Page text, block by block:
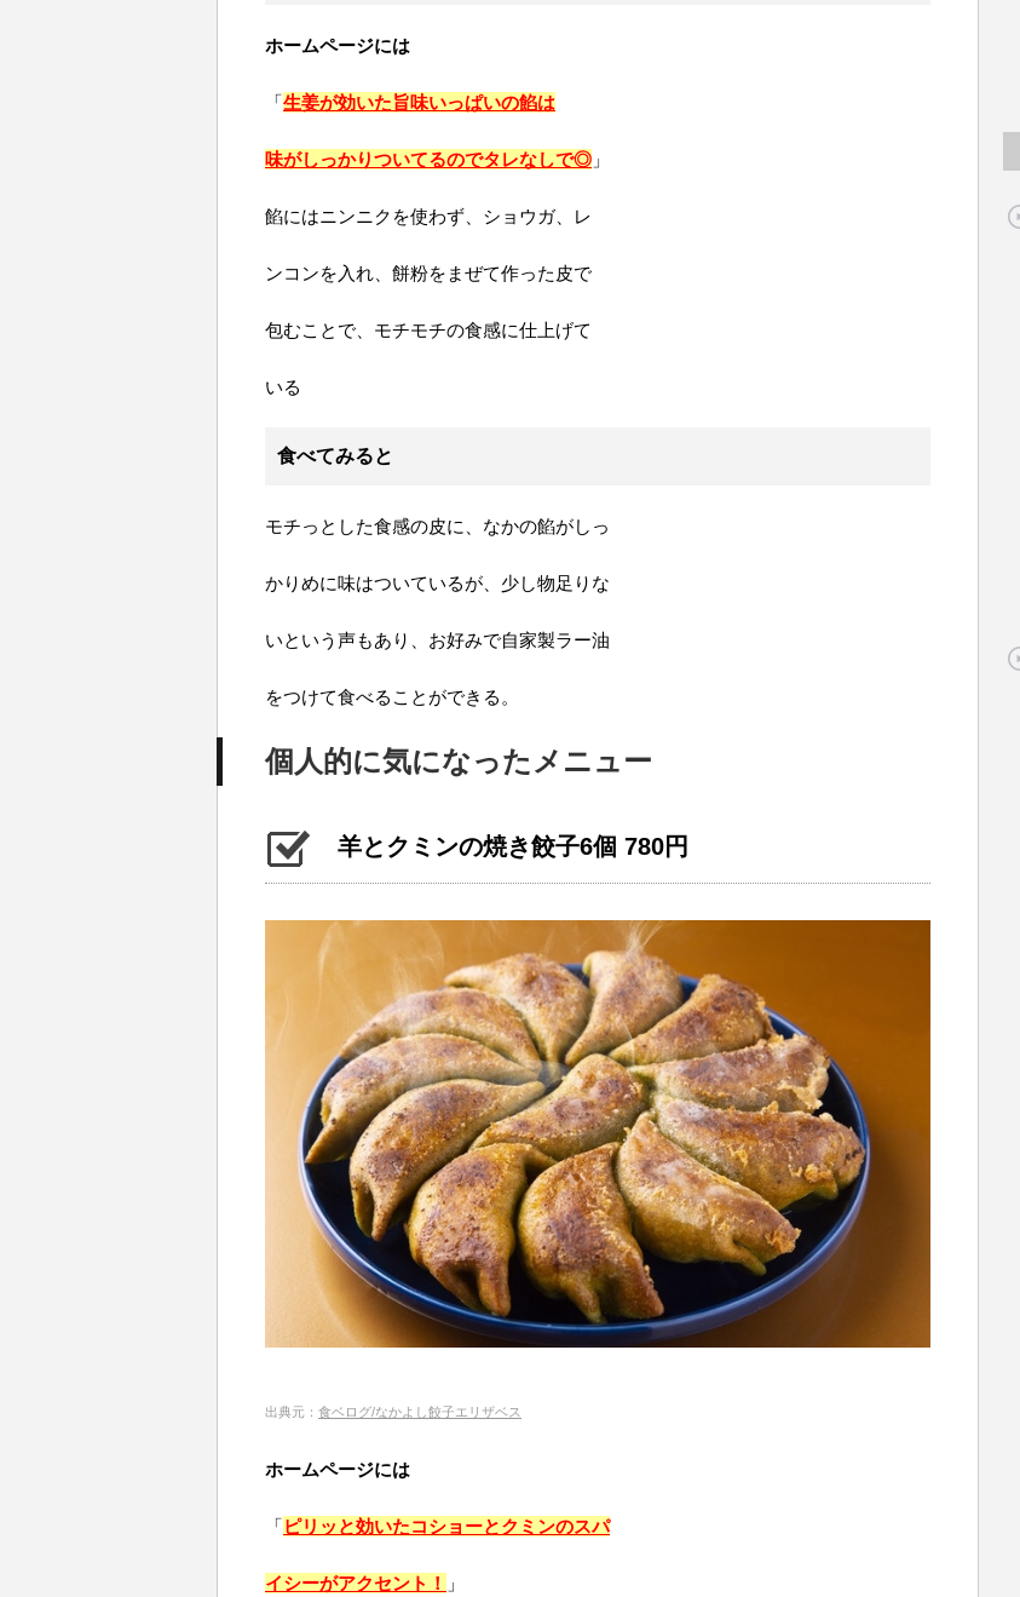
ホームページには
「生姜が効いた旨味いっぱいの餡は
味がしっかりついてるのでタレなしで◎ 」
餡にはニンニクを使わず、ショウガ、レ
ンコンを入れ、餅粉をまぜて作った皮で
包むことで、モチモチの食感に仕上げて
いる
食べてみると
モチっとした食感の皮に、なかの餡がしっ
かりめに味はついているが、少し物足りな
いという声もあり、お好みで自家製ラー油
をつけて食べることができる。
個人的に気になったメニュー
羊とクミンの焼き餃子6個 780円
出典元： 食ベログ/なかよし餃子エリザベス
ホームページには
「ピリッと効いたコショーとクミンのスパ
イシーがアクセント！ 」